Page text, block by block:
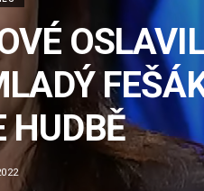
HUDBĚ